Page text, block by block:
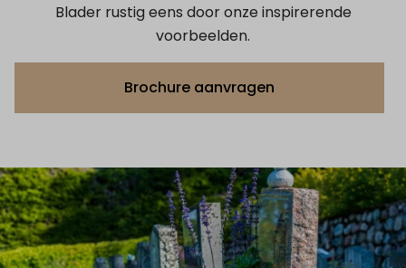
Blader rustig eens door onze inspirerende
voorbeelden.
Brochure aanvragen